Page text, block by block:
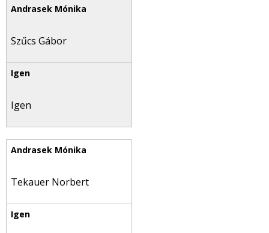
Szűcs Gábor
Igen
Tekauer Norbert